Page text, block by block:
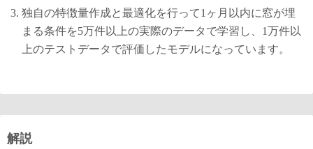
独自の特徴量作成と最適化を行って1ヶ月以内に窓が埋
まる条件を5万件以上の実際のデータで学習し、1万件以
上のテストデータで評価したモデルになっています。
解説